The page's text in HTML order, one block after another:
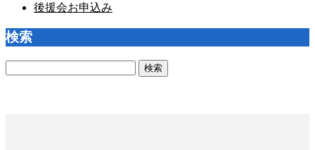
後援会お申込み
検索